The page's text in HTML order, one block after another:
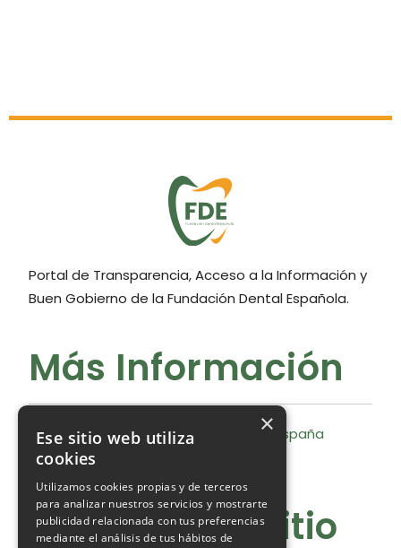
Portal de Transparencia, Acceso a la Información y
Buen Gobierno de la Fundación Dental Española.
Más Información
Consejo General de Dentistas de España
Fundación Dental Española
Políticas del sitio
×
Ese sitio web utiliza
cookies
Utilizamos cookies propias y de terceros
para analizar nuestros servicios y mostrarte
publicidad relacionada con tus preferencias
mediante el análisis de tus hábitos de